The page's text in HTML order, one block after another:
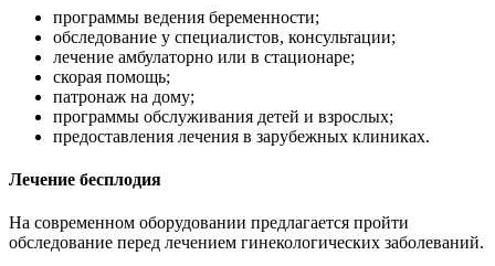
программы ведения беременности;
обследование у специалистов, консультации;
лечение амбулаторно или в стационаре;
скорая помощь;
патронаж на дому;
программы обслуживания детей и взрослых;
предоставления лечения в зарубежных клиниках.
Лечение бесплодия
На современном оборудовании предлагается пройти
обследование перед лечением гинекологических заболеваний.